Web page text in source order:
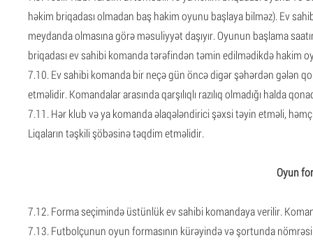
həkim briqadası olmadan baş hakim oyunu başlaya bilməz). Ev
meydanda olmasına görə məsuliyyət daşıyır. Oyunun başlama
briqadası ev sahibi komanda tərəfindən təmin edilmədikdə hakim
7.10. Ev sahibi komanda bir neçə gün öncə digər şəhərdən gələn
etməlidir. Komandalar arasında qarşılıqlı razılıq olmadığı halda
7.11. Hər klub və ya komanda əlaqələndirici şəxsi təyin etməli,
Liqaların təşkili şöbəsinə təqdim etməlidir.
Oyun
7.12. Forma seçimində üstünlük ev sahibi komandaya verilir.
7.13. Futbolçunun oyun formasının kürəyində və şortunda